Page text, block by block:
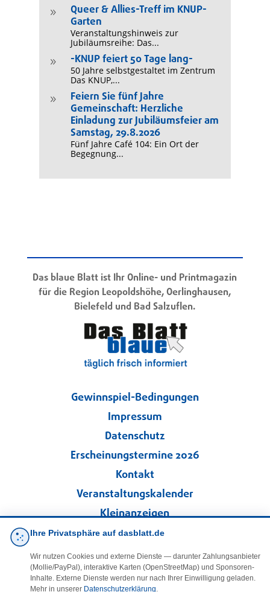
9
Queer & Allies-Treff im KNUP-
Garten
Veranstaltungshinweis zur
Jubiläumsreihe: Das...
9 -KNUP feiert 50 Tage lang-
50 Jahre selbstgestaltet im Zentrum
Das KNUP,...
9
Feiern Sie fünf Jahre
Gemeinschaft: Herzliche
Einladung zur Jubiläumsfeier am
Samstag, 29.8.2026
Fünf Jahre Café 104: Ein Ort der
Begegnung...
Das blaue Blatt ist Ihr Online- und Printmagazin
für die Region Leopoldshöhe, Oerlinghausen,
Bielefeld und Bad Salzuflen.
Gewinnspiel-Bedingungen
Impressum
Datenschutz
Erscheinungstermine 2026
Kontakt
Veranstaltungskalender
Kleinanzeigen
Folgen Sie uns!
Ihre Privatsphäre auf dasblatt.de
Wir nutzen Cookies und externe Dienste — darunter Zahlungsanbieter
(Mollie/PayPal), interaktive Karten (OpenStreetMap) und Sponsoren-
Inhalte. Externe Dienste werden nur nach Ihrer Einwilligung geladen.
Mehr in unserer Datenschutzerklärung.